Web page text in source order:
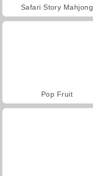
Safari Story Mahjong
Pop Fruit